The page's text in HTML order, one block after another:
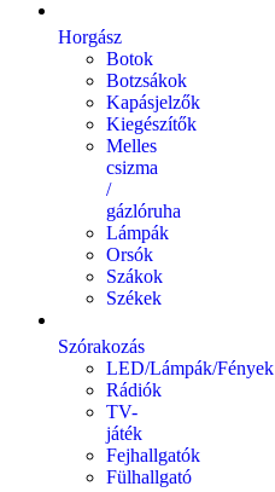
Horgász
Botok
Botzsákok
Kapásjelzők
Kiegészítők
Melles
csizma
/
gázlóruha
Lámpák
Orsók
Szákok
Székek
Szórakozás
LED/Lámpák/Fények
Rádiók
TV-
játék
Fejhallgatók
Fülhallgató